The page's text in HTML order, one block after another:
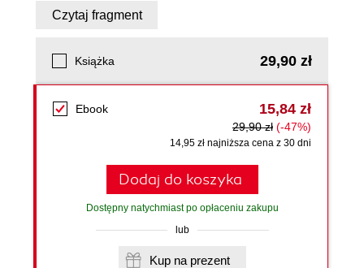
Czytaj fragment
Książka 29,90 zł
Ebook 15,84 zł
29,90 zł (-47%)
14,95 zł najniższa cena z 30 dni
Dodaj do koszyka
Dostępny natychmiast po opłaceniu zakupu
lub
Kup na prezent